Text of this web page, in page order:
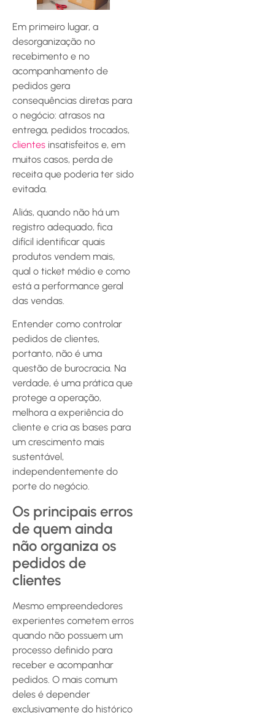
Em primeiro lugar, a
desorganização no
recebimento e no
acompanhamento de
pedidos gera
consequências diretas para
o negócio: atrasos na
entrega, pedidos trocados,
clientes insatisfeitos e, em
muitos casos, perda de
receita que poderia ter sido
evitada.
Aliás, quando não há um
registro adequado, fica
difícil identificar quais
produtos vendem mais,
qual o ticket médio e como
está a performance geral
das vendas.
Entender como controlar
pedidos de clientes,
portanto, não é uma
questão de burocracia. Na
verdade, é uma prática que
protege a operação,
melhora a experiência do
cliente e cria as bases para
um crescimento mais
sustentável,
independentemente do
porte do negócio.
Os principais erros
de quem ainda
não organiza os
pedidos de
clientes
Mesmo empreendedores
experientes cometem erros
quando não possuem um
processo definido para
receber e acompanhar
pedidos. O mais comum
deles é depender
exclusivamente do histórico